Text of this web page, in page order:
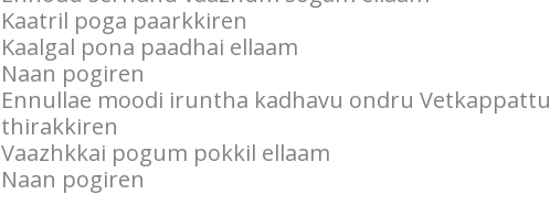
Kaatril poga paarkkiren
Kaalgal pona paadhai ellaam
Naan pogiren
Ennullae moodi iruntha kadhavu ondru Vetkappattu
thirakkiren
Vaazhkkai pogum pokkil ellaam
Naan pogiren